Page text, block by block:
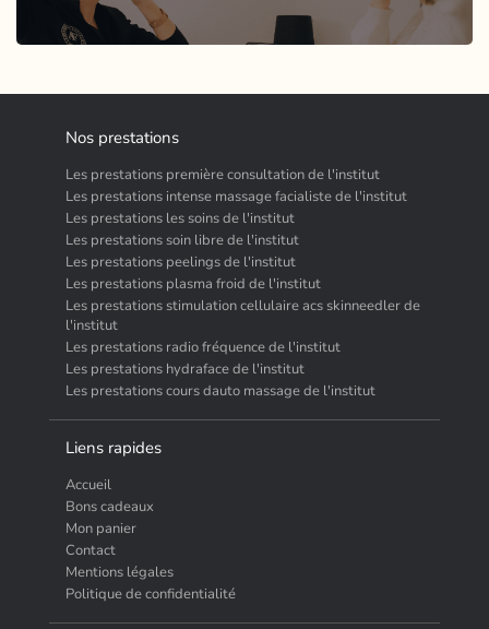
Nos prestations
Les prestations première consultation de l'institut
Les prestations intense massage facialiste de l'institut
Les prestations les soins de l'institut
Les prestations soin libre de l'institut
Les prestations peelings de l'institut
Les prestations plasma froid de l'institut
Les prestations stimulation cellulaire acs skinneedler de
l'institut
Les prestations radio fréquence de l'institut
Les prestations hydraface de l'institut
Les prestations cours dauto massage de l'institut
Liens rapides
Accueil
Bons cadeaux
Mon panier
Contact
Mentions légales
Politique de confidentialité